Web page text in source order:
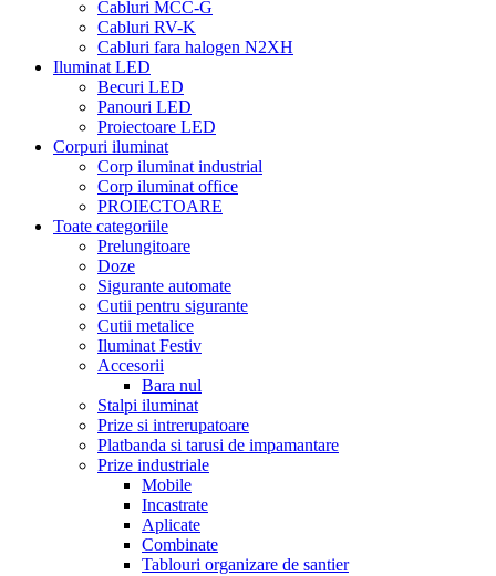
Cabluri MCC-G
Cabluri RV-K
Cabluri fara halogen N2XH
Iluminat LED
Becuri LED
Panouri LED
Proiectoare LED
Corpuri iluminat
Corp iluminat industrial
Corp iluminat office
PROIECTOARE
Toate categoriile
Prelungitoare
Doze
Sigurante automate
Cutii pentru sigurante
Cutii metalice
Iluminat Festiv
Accesorii
Bara nul
Stalpi iluminat
Prize si intrerupatoare
Platbanda si tarusi de impamantare
Prize industriale
Mobile
Incastrate
Aplicate
Combinate
Tablouri organizare de santier